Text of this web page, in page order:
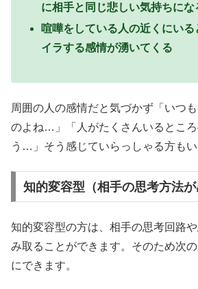
に相手と同じ悲しい気持ちにな
喧嘩をしている人の近くにい
イラする感情が湧いてくる
周囲の人の感情だと気づかず「いつ
のよね…」「人がたくさんいるところ
う…」そう感じていらっしゃる方もい
知的変容型（相手の思考方法が
知的変容型の方は、相手の思考回路
み取ることができます。そのため次
にできます。